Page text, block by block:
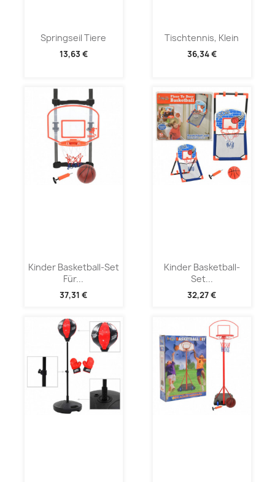
Springseil Tiere
13,63 €
Tischtennis, Klein
36,34 €
Kinder Basketball-Set
Für...
37,31 €
Kinder Basketball-
Set...
32,27 €